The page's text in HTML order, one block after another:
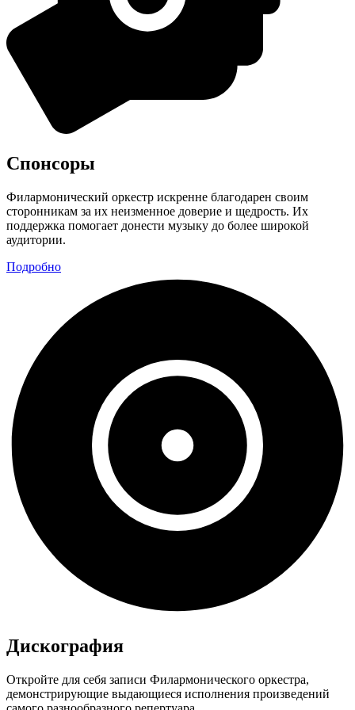
Спонсоры
Филармонический оркестр искренне благодарен своим
сторонникам за их неизменное доверие и щедрость. Их
поддержка помогает донести музыку до более широкой
аудитории.
Подробно
Дискография
Откройте для себя записи Филармонического оркестра,
демонстрирующие выдающиеся исполнения произведений